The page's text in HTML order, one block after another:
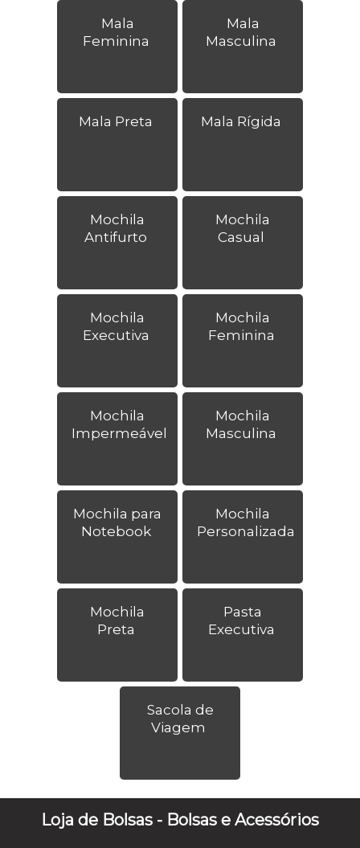
Mala
Feminina
Mala
Masculina
Mala Preta Mala Rígida
Mochila
Antifurto
Mochila
Casual
Mochila
Executiva
Mochila
Feminina
Mochila
Impermeável
Mochila
Masculina
Mochila para
Notebook
Mochila
Personalizada
Mochila
Preta
Pasta
Executiva
Sacola de
Viagem
Loja de Bolsas - Bolsas e Acessórios